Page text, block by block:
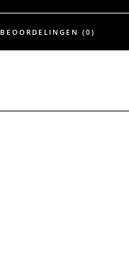
BEOORDELINGEN (0)